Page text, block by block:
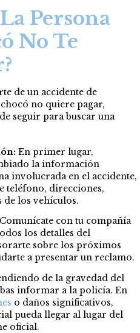
Persona
No Te
de un accidente de
no quiere pagar,
seguir para buscar una
En primer lugar,
la información
involucrada en el accidente,
teléfono, direcciones,
de los vehículos.
Comunícate con tu compañía
los detalles del
sobre los próximos
a presentar un reclamo.
de la gravedad del
informar a la policía. En
o daños significativos,
pueda llegar al lugar del
oficial.